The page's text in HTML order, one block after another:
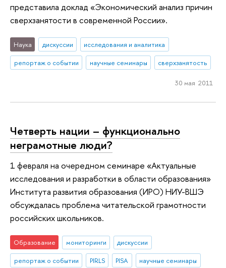
представила доклад «Экономический анализ причин
сверхзанятости в современной России».
Наука дискуссии
исследования и аналитика
репортаж о событии
научные семинары сверхзанятость
30 мая 2011
Четверть нации – функционально
неграмотные люди?
1 февраля на очередном семинаре «Актуальные
исследования и разработки в области образования»
Института развития образования (ИРО) НИУ-ВШЭ
обсуждалась проблема читательской грамотности
российских школьников.
Образование мониторинги
дискуссии
репортаж о событии
PIRLS PISA
научные семинары